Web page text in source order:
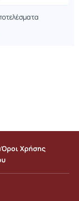
Όροι Χρήσης